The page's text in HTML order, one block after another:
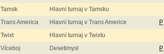
Tamsk Hlavní turnaj v Tamsku
Trans America Hlavní turnaj v Trans Americe P
Twixt Hlavní turnaj v Twixtu
Víceboj Desetimysl P